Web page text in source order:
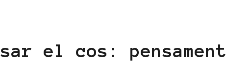
el cos: pensament